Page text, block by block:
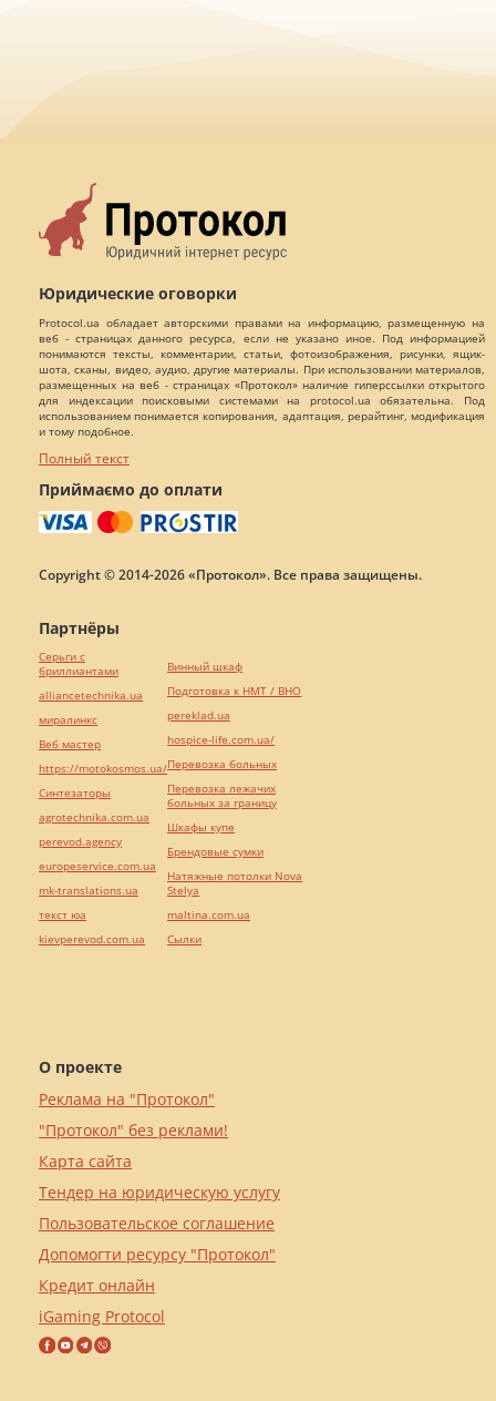
Юридические оговорки
Protocol.ua обладает авторскими правами на информацию, размещенную на
веб - страницах данного ресурса, если не указано иное. Под информацией
понимаются тексты, комментарии, статьи, фотоизображения, рисунки, ящик-
шота, сканы, видео, аудио, другие материалы. При использовании материалов,
размещенных на веб - страницах «Протокол» наличие гиперссылки открытого
для индексации поисковыми системами на protocol.ua обязательна. Под
использованием понимается копирования, адаптация, рерайтинг, модификация
и тому подобное.
Полный текст
Приймаємо до оплати
Copyright © 2014-2026 «Протокол». Все права защищены.
О проекте
Реклама на "Протокол"
"Протокол" без реклами!
Карта сайта
Тендер на юридическую услугу
Пользовательское соглашение
Допомогти ресурсу "Протокол"
Кредит онлайн
iGaming Protocol
Партнёры
Серьги с
бриллиантами
alliancetechnika.ua
миралинкс
Веб мастер
https://motokosmos.ua/
Синтезаторы
agrotechnika.com.ua
perevod.agency
europeservice.com.ua
mk-translations.ua
текст юа
kievperevod.com.ua
Винный шкаф
Подготовка к НМТ / ВНО
pereklad.ua
hospice-life.com.ua/
Перевозка больных
Перевозка лежачих
больных за границу
Шкафы купе
Брендовые сумки
Натяжные потолки Nova
Stelya
maltina.com.ua
Cылки